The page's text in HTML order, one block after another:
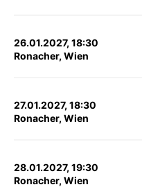
26.01.2027, 18:30
Ronacher, Wien
27.01.2027, 18:30
Ronacher, Wien
28.01.2027, 19:30
Ronacher, Wien